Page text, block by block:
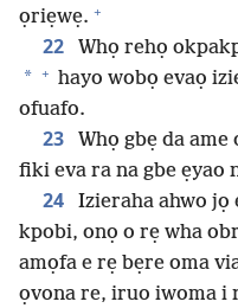
ọriẹwẹ. +
22 Whọ rehọ
* + hayo wobọ evaọ
ofuafo.
23 Whọ gbẹ da ame
fiki eva ra na gbe ẹyao
24
Izieraha ahwo jọ
kpobi, onọ o rẹ wha
amọfa e rẹ bẹre oma
ọvona re, iruo iwoma i